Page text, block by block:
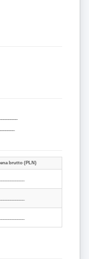
brutto (PLN)